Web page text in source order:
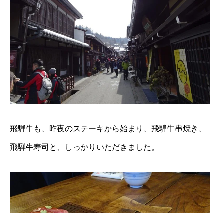
飛騨牛も、昨夜のステーキから始まり、飛騨牛串焼き、
飛騨牛寿司と、しっかりいただきました。